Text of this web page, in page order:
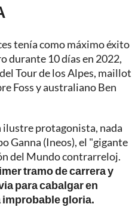
tenía como máximo éxito
durante 10 días en 2022,
Tour de los Alpes, maillot
Foss y australiano Ben
ilustre protagonista, nada
Ganna (Ineos), el "gigante
del Mundo contrarreloj.
tramo de carrera y
para cabalgar en
improbable gloria.